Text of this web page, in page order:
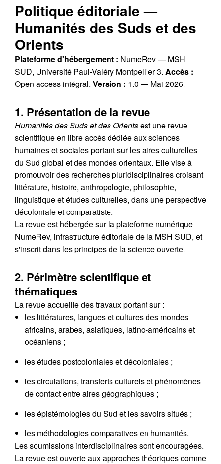
Politique éditoriale —
Humanités des Suds et des
Orients
Plateforme d'hébergement : NumeRev — MSH
SUD, Université Paul-Valéry Montpellier 3. Accès :
Open access intégral. Version : 1.0 — Mai 2026.
1. Présentation de la revue
Humanités des Suds et des Orientsest une revue
scientifique en libre accès dédiée aux sciences
humaines et sociales portant sur les aires culturelles
du Sud global et des mondes orientaux. Elle vise à
promouvoir des recherches pluridisciplinaires croisant
littérature, histoire, anthropologie, philosophie,
linguistique et études culturelles, dans une perspective
décoloniale et comparatiste.
La revue est hébergée sur la plateforme numérique
NumeRev, infrastructure éditoriale de la MSH SUD, et
s'inscrit dans les principes de la science ouverte.
2. Périmètre scientifique et
thématiques
La revue accueille des travaux portant sur :
les littératures, langues et cultures des mondes
africains, arabes, asiatiques, latino-américains et
océaniens ;
les études postcoloniales et décoloniales ;
les circulations, transferts culturels et phénomènes
de contact entre aires géographiques ;
les épistémologies du Sud et les savoirs situés ;
les méthodologies comparatives en humanités.
Les soumissions interdisciplinaires sont encouragées.
La revue est ouverte aux approches théoriques comme